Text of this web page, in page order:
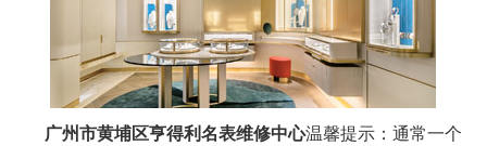
广州市黄埔区亨得利名表维修中心温馨提示：通常一个